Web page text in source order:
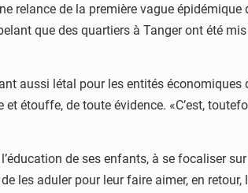
de la première vague épidémique
que des quartiers à Tanger ont été
aussi létal pour les entités économiques
étouffe, de toute évidence. «C’est,
de ses enfants, à se focaliser
aduler pour leur faire aimer, en retour,